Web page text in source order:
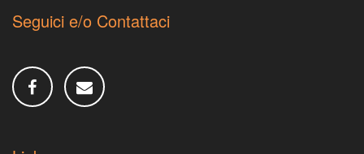
Seguici e/o Contattaci